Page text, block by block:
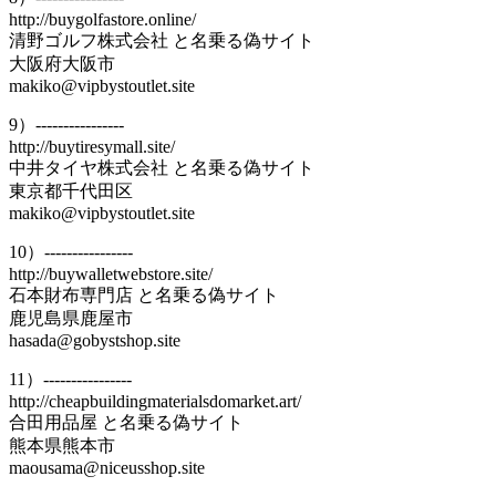
http://buygolfastore.online/
清野ゴルフ株式会社 と名乗る偽サイト
大阪府大阪市
makiko@vipbystoutlet.site
9）----------------
http://buytiresymall.site/
中井タイヤ株式会社 と名乗る偽サイト
東京都千代田区
makiko@vipbystoutlet.site
10）----------------
http://buywalletwebstore.site/
石本財布専門店 と名乗る偽サイト
鹿児島県鹿屋市
hasada@gobystshop.site
11）----------------
http://cheapbuildingmaterialsdomarket.art/
合田用品屋 と名乗る偽サイト
熊本県熊本市
maousama@niceusshop.site